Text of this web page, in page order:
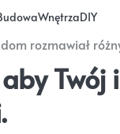
WnętrzaDIY
rozmawiał